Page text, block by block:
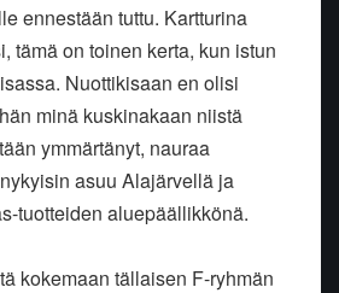
ennestään tuttu. Kartturina
tämä on toinen kerta, kun istun
Nuottikisaan en olisi
minä kuskinakaan niistä
ymmärtänyt, nauraa
asuu Alajärvellä ja
tuotteiden aluepäällikkönä.
kokemaan tällaisen F-ryhmän